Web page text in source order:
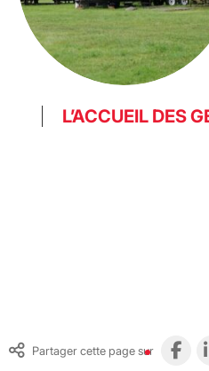
L’ACCUEIL DES
Partager cette page sur